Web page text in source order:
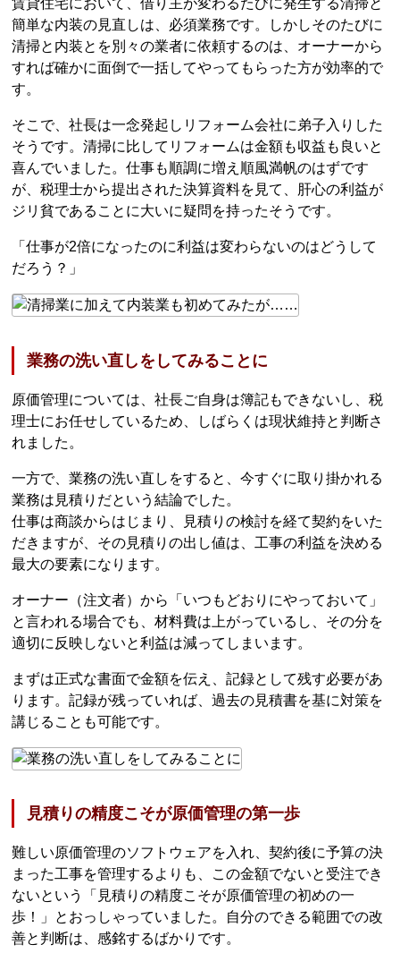
賃貸住宅において、借り主が変わるたびに発生する清掃と
簡単な内装の見直しは、必須業務です。しかしそのたびに
清掃と内装とを別々の業者に依頼するのは、オーナーから
すれば確かに面倒で一括してやってもらった方が効率的で
す。
そこで、社長は一念発起しリフォーム会社に弟子入りした
そうです。清掃に比してリフォームは金額も収益も良いと
喜んでいました。仕事も順調に増え順風満帆のはずです
が、税理士から提出された決算資料を見て、肝心の利益が
ジリ貧であることに大いに疑問を持ったそうです。
「仕事が2倍になったのに利益は変わらないのはどうして
だろう？」
業務の洗い直しをしてみることに
原価管理については、社長ご自身は簿記もできないし、税
理士にお任せしているため、しばらくは現状維持と判断さ
れました。
一方で、業務の洗い直しをすると、今すぐに取り掛かれる
業務は見積りだという結論でした。
仕事は商談からはじまり、見積りの検討を経て契約をいた
だきますが、その見積りの出し値は、工事の利益を決める
最大の要素になります。
オーナー（注文者）から「いつもどおりにやっておいて」
と言われる場合でも、材料費は上がっているし、その分を
適切に反映しないと利益は減ってしまいます。
まずは正式な書面で金額を伝え、記録として残す必要があ
ります。記録が残っていれば、過去の見積書を基に対策を
講じることも可能です。
見積りの精度こそが原価管理の第一歩
難しい原価管理のソフトウェアを入れ、契約後に予算の決
まった工事を管理するよりも、この金額でないと受注でき
ないという「見積りの精度こそが原価管理の初めの一
歩！」とおっしゃっていました。自分のできる範囲での改
善と判断は、感銘するばかりです。